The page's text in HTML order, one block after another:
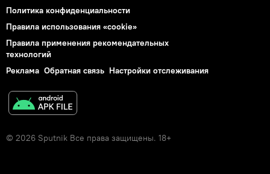
Политика конфиденциальности
Правила использования «cookie»
Правила применения рекомендательных
технологий
Реклама Обратная связь Настройки отслеживания
© 2026 Sputnik Все права защищены. 18+